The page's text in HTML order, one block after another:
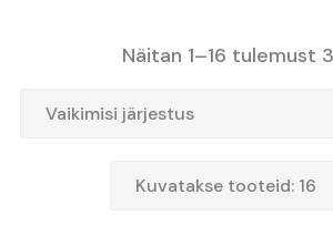
Näitan 1–16 tulemust